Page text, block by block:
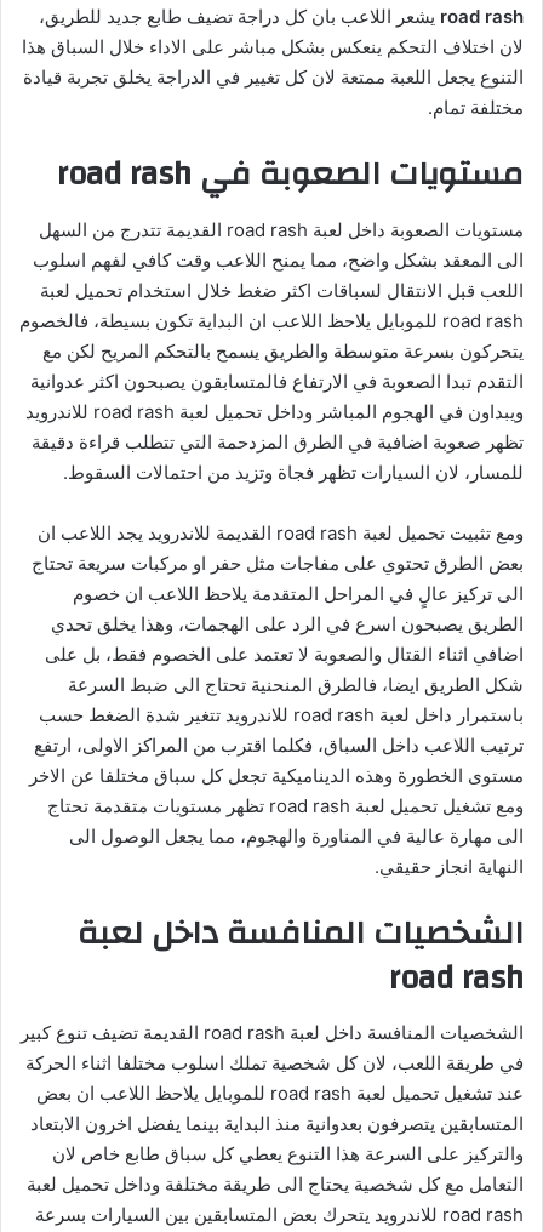
road rash يشعر اللاعب بان كل دراجة تضيف طابع جديد للطريق،
لان اختلاف التحكم ينعكس بشكل مباشر على الاداء خلال السباق هذا
التنوع يجعل اللعبة ممتعة لان كل تغيير في الدراجة يخلق تجربة قيادة
مختلفة تمام.
مستويات الصعوبة في road rash
مستويات الصعوبة داخل لعبة road rash القديمة تتدرج من السهل
الى المعقد بشكل واضح، مما يمنح اللاعب وقت كافي لفهم اسلوب
اللعب قبل الانتقال لسباقات اكثر ضغط خلال استخدام تحميل لعبة
road rash للموبايل يلاحظ اللاعب ان البداية تكون بسيطة، فالخصوم
يتحركون بسرعة متوسطة والطريق يسمح بالتحكم المريح لكن مع
التقدم تبدا الصعوبة في الارتفاع فالمتسابقون يصبحون اكثر عدوانية
ويبداون في الهجوم المباشر وداخل تحميل لعبة road rash للاندرويد
تظهر صعوبة اضافية في الطرق المزدحمة التي تتطلب قراءة دقيقة
للمسار، لان السيارات تظهر فجاة وتزيد من احتمالات السقوط.
ومع تثبيت تحميل لعبة road rash القديمة للاندرويد يجد اللاعب ان
بعض الطرق تحتوي على مفاجات مثل حفر او مركبات سريعة تحتاج
الى تركيز عالٍ في المراحل المتقدمة يلاحظ اللاعب ان خصوم
الطريق يصبحون اسرع في الرد على الهجمات، وهذا يخلق تحدي
اضافي اثناء القتال والصعوبة لا تعتمد على الخصوم فقط، بل على
شكل الطريق ايضا، فالطرق المنحنية تحتاج الى ضبط السرعة
باستمرار داخل لعبة road rash للاندرويد تتغير شدة الضغط حسب
ترتيب اللاعب داخل السباق، فكلما اقترب من المراكز الاولى، ارتفع
مستوى الخطورة وهذه الديناميكية تجعل كل سباق مختلفا عن الاخر
ومع تشغيل تحميل لعبة road rash تظهر مستويات متقدمة تحتاج
الى مهارة عالية في المناورة والهجوم، مما يجعل الوصول الى
النهاية انجاز حقيقي.
الشخصيات المنافسة داخل لعبة
road rash
الشخصيات المنافسة داخل لعبة road rash القديمة تضيف تنوع كبير
في طريقة اللعب، لان كل شخصية تملك اسلوب مختلفا اثناء الحركة
عند تشغيل تحميل لعبة road rash للموبايل يلاحظ اللاعب ان بعض
المتسابقين يتصرفون بعدوانية منذ البداية بينما يفضل اخرون الابتعاد
والتركيز على السرعة هذا التنوع يعطي كل سباق طابع خاص لان
التعامل مع كل شخصية يحتاج الى طريقة مختلفة وداخل تحميل لعبة
road rash للاندرويد يتحرك بعض المتسابقين بين السيارات بسرعة